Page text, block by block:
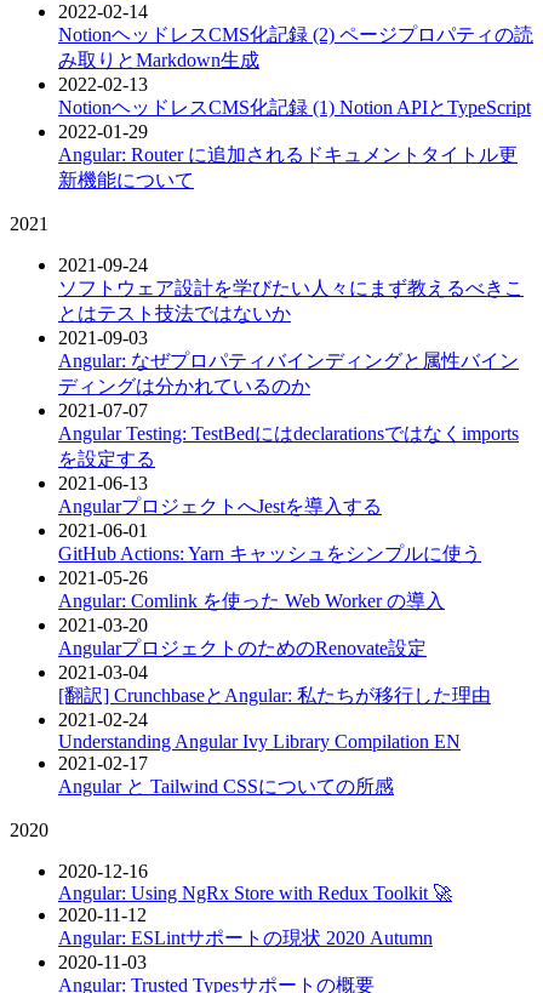
2022-02-14
NotionヘッドレスCMS化記録 (2) ページプロパティの読
み取りとMarkdown生成
2022-02-13
NotionヘッドレスCMS化記録 (1) Notion APIとTypeScript
2022-01-29
Angular: Router に追加されるドキュメントタイトル更
新機能について
2021
2021-09-24
ソフトウェア設計を学びたい人々にまず教えるべきこ
とはテスト技法ではないか
2021-09-03
Angular: なぜプロパティバインディングと属性バイン
ディングは分かれているのか
2021-07-07
Angular Testing: TestBedにはdeclarationsではなくimports
を設定する
2021-06-13
AngularプロジェクトへJestを導入する
2021-06-01
GitHub Actions: Yarn キャッシュをシンプルに使う
2021-05-26
Angular: Comlink を使った Web Worker の導入
2021-03-20
AngularプロジェクトのためのRenovate設定
2021-03-04
[翻訳] CrunchbaseとAngular: 私たちが移行した理由
2021-02-24
Understanding Angular Ivy Library Compilation EN
2021-02-17
Angular と Tailwind CSSについての所感
2020
2020-12-16
Angular: Using NgRx Store with Redux Toolkit 🚀
2020-11-12
Angular: ESLintサポートの現状 2020 Autumn
2020-11-03
Angular: Trusted Typesサポートの概要